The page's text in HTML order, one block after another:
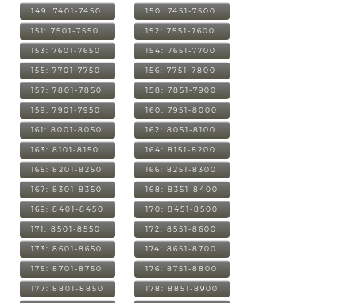
149: 7401-7450 150: 7451-7500
151: 7501-7550 152: 7551-7600
153: 7601-7650 154: 7651-7700
155: 7701-7750 156: 7751-7800
157: 7801-7850 158: 7851-7900
159: 7901-7950 160: 7951-8000
161: 8001-8050 162: 8051-8100
163: 8101-8150 164: 8151-8200
165: 8201-8250 166: 8251-8300
167: 8301-8350 168: 8351-8400
169: 8401-8450 170: 8451-8500
171: 8501-8550 172: 8551-8600
173: 8601-8650 174: 8651-8700
175: 8701-8750 176: 8751-8800
177: 8801-8850 178: 8851-8900